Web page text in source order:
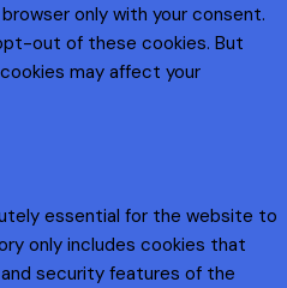
only with your consent.
out of these cookies. But
may affect your
essential for the website to
only includes cookies that
security features of the